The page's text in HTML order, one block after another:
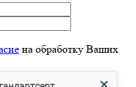
на обработку Ваших